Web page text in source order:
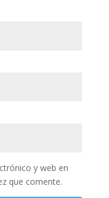
y web en
que comente.